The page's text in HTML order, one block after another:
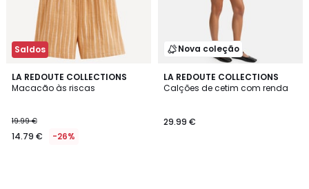
Saldos
LA REDOUTE COLLECTIONS
Macacão às riscas
€
em
19.99 €
14.79 € -26%
Nova coleção
LA REDOUTE COLLECTIONS
Calções de cetim com renda
29.99 €